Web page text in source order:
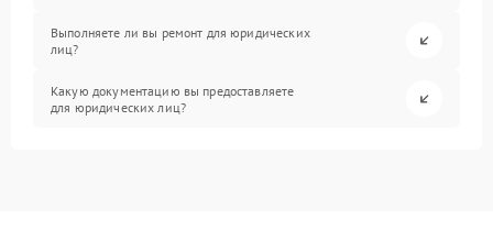
Выполняете ли вы ремонт для юридических
лиц?
Какую документацию вы предоставляете
для юридических лиц?